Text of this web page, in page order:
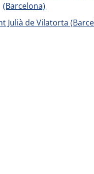
(Barcelona)
Julià de Vilatorta